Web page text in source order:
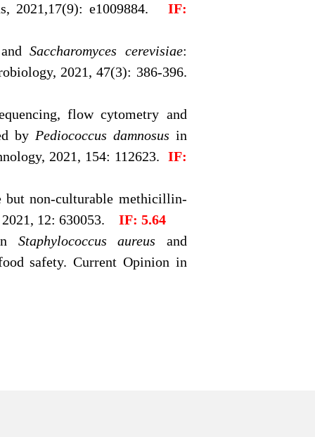
2021,17(9): e1009884.
IF:
andSaccharomyces cerevisiae:
2021, 47(3): 386-396.
flow cytometry and
by Pediococcus damnosus in
2021, 154: 112623. IF:
but non-culturable methicillin-
12: 630053.
IF: 5.64
Staphylococcus aureus and
safety. Current Opinion in